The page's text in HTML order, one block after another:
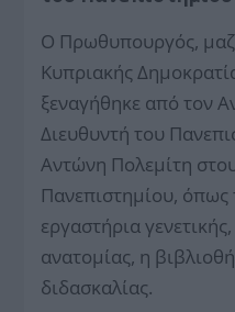
Ο Πρωθυπουργός,
Κυπριακής
ξεναγήθηκε από τον
Διευθυντή του
Αντώνη Πολεμίτη
Πανεπιστημίου, όπως
εργαστήρια
ανατομίας, η
διδασκαλίας.